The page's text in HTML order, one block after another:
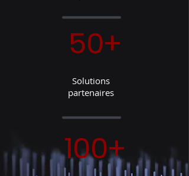
50+
Solutions
partenaires
100+